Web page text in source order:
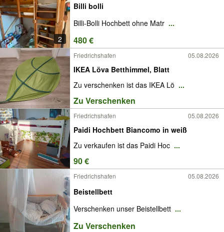
2
Billi bolli
Billi-Bolli Hochbett ohne Matr ...
480 €
Friedrichshafen 05.08.2026
IKEA Löva Betthimmel, Blatt
Zu verschenken ist das IKEA Lö ...
Zu Verschenken
Friedrichshafen 05.08.2026
Paidi Hochbett Biancomo in weiß
Zu verkaufen ist das Paidi Hoc ...
90 €
Friedrichshafen 05.08.2026
Beistellbett
Verschenken unser Beistellbett ...
Zu Verschenken